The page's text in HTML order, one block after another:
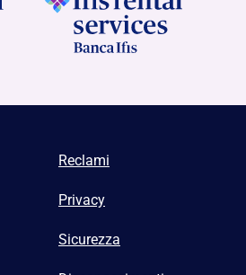
Reclami
Privacy
Sicurezza